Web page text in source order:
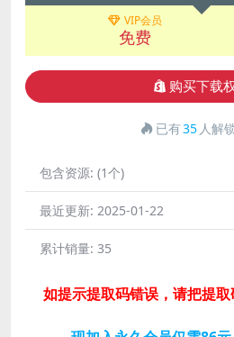
VIP会员
免费
购买下载
已有35 人解
包含资源: (1个)
最近更新: 2025-01-22
累计销量: 35
如提示提取码错误，请把提取